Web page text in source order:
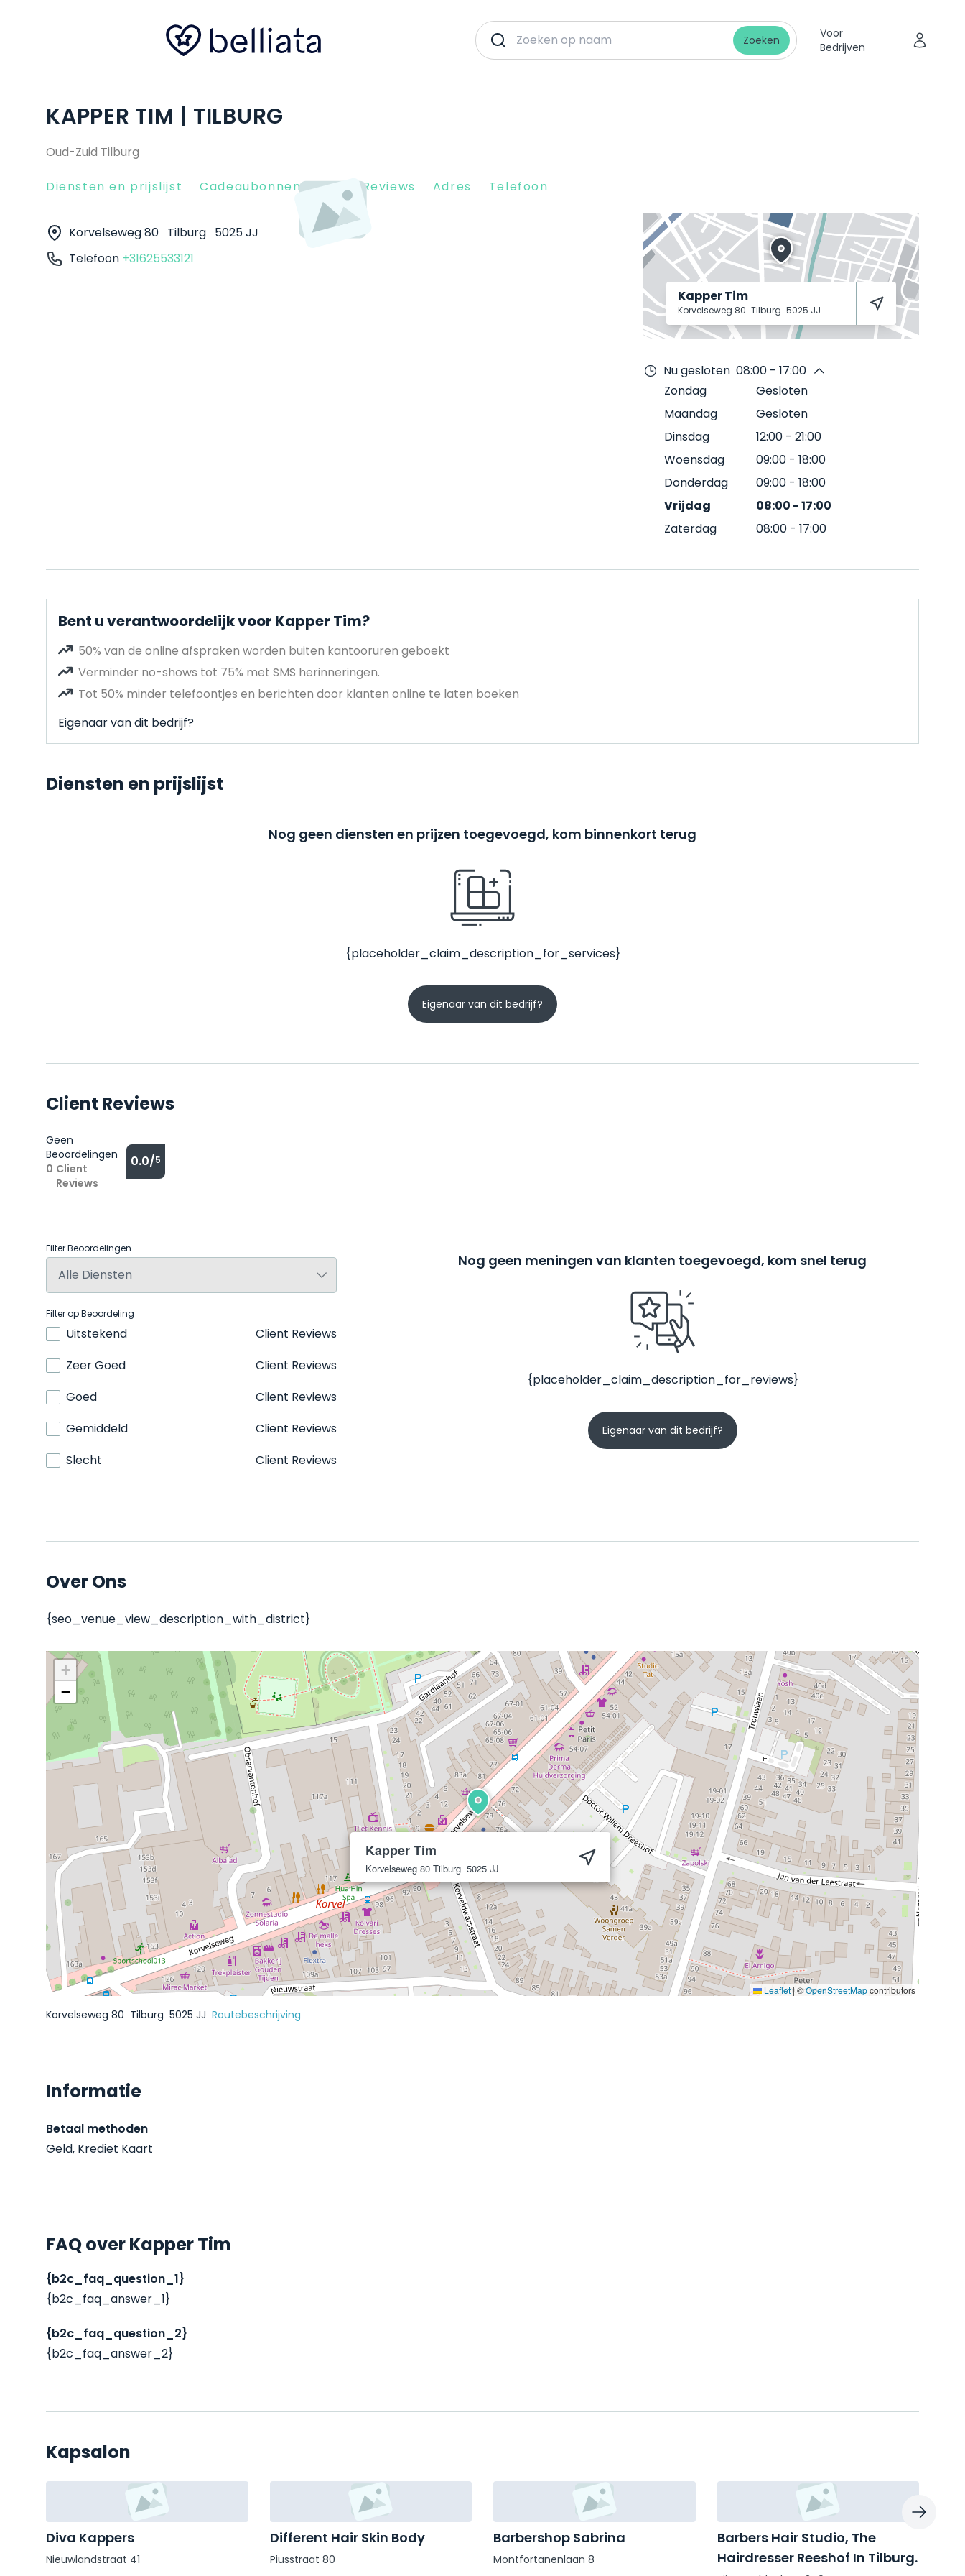
Zoeken
Voor
Bedrijven
KAPPER TIM | TILBURG
Oud-Zuid Tilburg
Diensten en prijslijst Cadeaubonnen Client Reviews Adres Telefoon
Korvelseweg 80 Tilburg 5025 JJ
Telefoon +31625533121
Kapper Tim
Korvelseweg 80 Tilburg 5025 JJ
Nu gesloten 08:00 - 17:00
Zondag
Gesloten
Maandag
Gesloten
Dinsdag
12:00 - 21:00
Woensdag
09:00 - 18:00
Donderdag
09:00 - 18:00
Vrijdag
08:00 -17:00
Zaterdag
08:00 - 17:00
Bent u verantwoordelijk voor Kapper Tim?
50% van de online afspraken worden buiten kantooruren geboekt
Verminder no-shows tot 75% met SMS herinneringen.
Tot 50% minder telefoontjes en berichten door klanten online te laten boeken
Eigenaar van dit bedrijf?
Diensten en prijslijst
Nog geen diensten en prijzen toegevoegd, kom binnenkort terug
{placeholder_claim_description_for_services}
Eigenaar van dit bedrijf?
Client Reviews
Geen
Beoordelingen
0 Client
Reviews
0.0/5
Filter Beoordelingen
Filter op Beoordeling
Uitstekend
Client Reviews
Zeer Goed
Client Reviews
Goed
Client Reviews
Gemiddeld
Client Reviews
Slecht
Client Reviews
Nog geen meningen van klanten toegevoegd, kom snel terug
{placeholder_claim_description_for_reviews}
Eigenaar van dit bedrijf?
Over Ons
{seo_venue_view_description_with_district}
Kapper Tim
Korvelseweg 80 Tilburg 5025 JJ
+
−
Leaflet |©OpenStreetMapcontributors
Korvelseweg 80 Tilburg 5025 JJ Routebeschrijving
Informatie
Betaal methoden
Geld, Krediet Kaart
FAQ over Kapper Tim
{b2c_faq_question_1}
{b2c_faq_answer_1}
{b2c_faq_question_2}
{b2c_faq_answer_2}
Kapsalon
Diva Kappers
Nieuwlandstraat 41
Different Hair Skin Body
Piusstraat 80
Barbershop Sabrina
Montfortanenlaan 8
Barbers Hair Studio, The
Hairdresser Reeshof In Tilburg.